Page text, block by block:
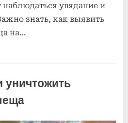
увядание и
знать, как выявить
на…
уничтожить